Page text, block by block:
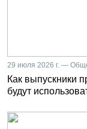
29 июля 2026 г. —
Как выпускники
будут